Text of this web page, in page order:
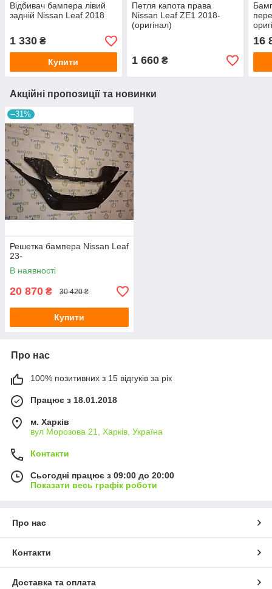
Відбивач бампера лівий
задній Nissan Leaf 2018
1 330 ₴
Купити
Петля капота права
Nissan Leaf ZE1 2018-
(оригінал)
1 660₴
16
Акційні пропозиції та новинки
–31%
Решетка бампера Nissan Leaf
23-
В наявності
20 870 ₴ 30 420 ₴
Купити
Про нас
100% позитивних з 15 відгуків за рік
Працює з 18.01.2018
м. Харків
вул Морозова 21, Харків, Україна
Контакти
Сьогодні працює з 09:00 до 20:00
Показати весь графік роботи
Про нас
Контакти
Доставка та оплата